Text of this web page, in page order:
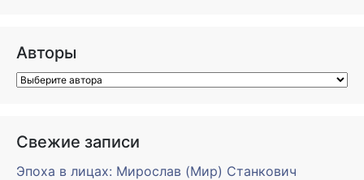
Авторы
Свежие записи
Эпоха в лицах: Мирослав (Мир) Станкович